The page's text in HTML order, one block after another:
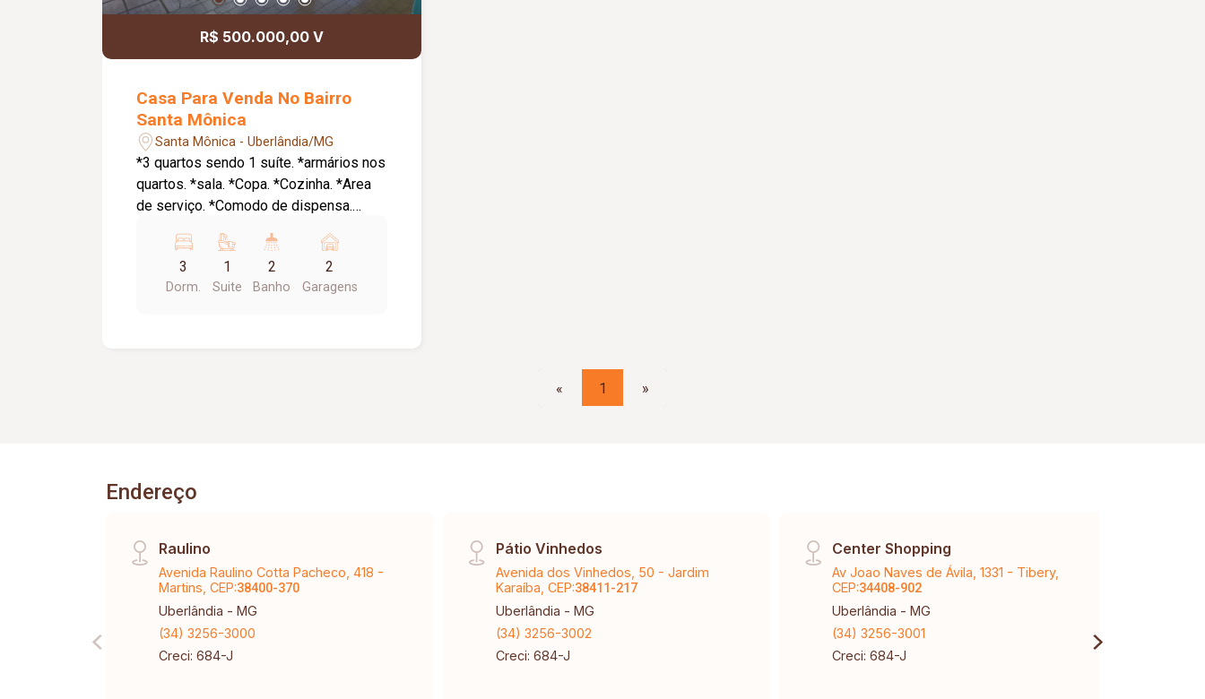
R$ 500.000,00 V
Casa Para Venda No Bairro
Santa Mônica
Santa Mônica - Uberlândia/MG
*3 quartos sendo 1 suíte. *armários nos
quartos. *sala. *Copa. *Cozinha. *Area
de serviço. *Comodo de dispensa.
3
Dorm.
1
Suite
2
Banho
2
Garagens
« 1 »
Endereço
Raulino
Avenida Raulino Cotta Pacheco, 418 -
Martins, CEP:38400-370
Uberlândia - MG
(34) 3256-3000
Creci: 684-J
Pátio Vinhedos
Avenida dos Vinhedos, 50 - Jardim
Karaíba, CEP:38411-217
Uberlândia - MG
(34) 3256-3002
Creci: 684-J
Center Shopping
Av Joao Naves de Ávila, 1331 - Tibery,
CEP:34408-902
Uberlândia - MG
(34) 3256-3001
Creci: 684-J